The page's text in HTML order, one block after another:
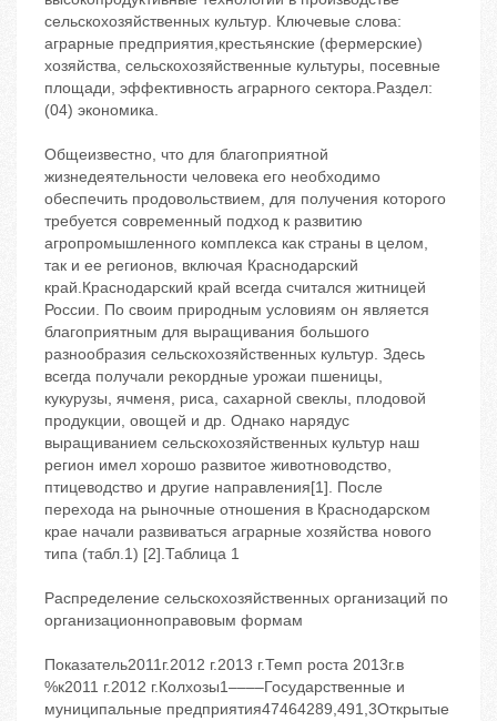
сельскохозяйственных культур. Ключевые слова:
аграрные предприятия,крестьянские (фермерские)
хозяйства, сельскохозяйственные культуры, посевные
площади, эффективность аграрного сектора.Раздел:
(04) экономика.
Общеизвестно, что для благоприятной
жизнедеятельности человека его необходимо
обеспечить продовольствием, для получения которого
требуется современный подход к развитию
агропромышленного комплекса как страны в целом,
так и ее регионов, включая Краснодарский
край.Краснодарский край всегда считался житницей
России. По своим природным условиям он является
благоприятным для выращивания большого
разнообразия сельскохозяйственных культур. Здесь
всегда получали рекордные урожаи пшеницы,
кукурузы, ячменя, риса, сахарной свеклы, плодовой
продукции, овощей и др. Однако нарядус
выращиванием сельскохозяйственных культур наш
регион имел хорошо развитое животноводство,
птицеводство и другие направления[1]. После
перехода на рыночные отношения в Краснодарском
крае начали развиваться аграрные хозяйства нового
типа (табл.1) [2].Таблица 1
Распределение сельскохозяйственных организаций по
организационноправовым формам
Показатель2011г.2012 г.2013 г.Темп роста 2013г.в
%к2011 г.2012 г.Колхозы1––––Государственные и
муниципальные предприятия47464289,491,3Открытые